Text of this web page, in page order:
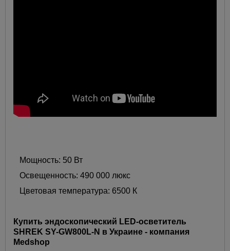
Мощность: 50 Вт
Освещенность: 490 000 люкс
Цветовая температура: 6500 К
Купить эндоскопический LED-осветитель
SHREK SY-GW800L-N в Украине - компания
Medshop